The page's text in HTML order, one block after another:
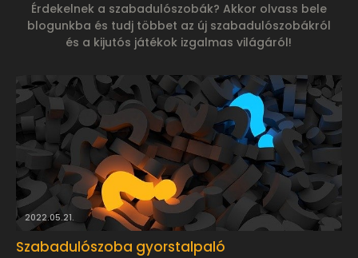
Érdekelnek a szabadulószobák? Akkor olvass bele
blogunkba és tudj többet az új szabadulószobákról
és a kijutós játékok izgalmas világáról!
2022.05.21.
Szabadulószoba gyorstalpaló